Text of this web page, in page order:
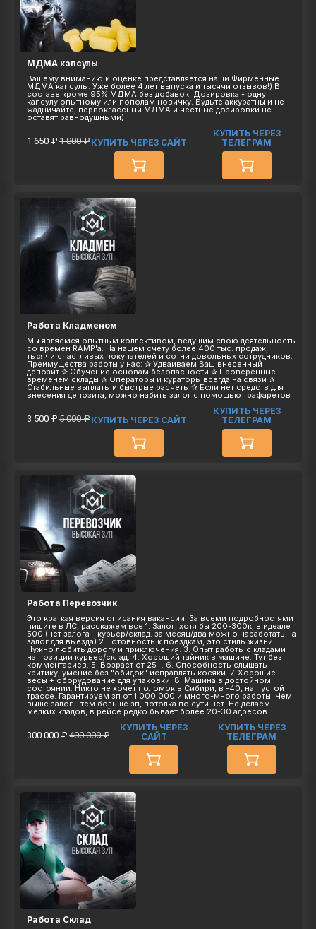
МДМА капсулы
Вашему вниманию и оценке представляется наши Фирменные
МДМА капсулы. Уже более 4 лет выпуска и тысячи отзывов!) В
составе кроме 95% МДМА без добавок. Дозировка - одну
капсулу опытному или пополам новичку. Будьте аккуратны и не
жадничайте, первоклассный МДМА и честные дозировки не
оставят равнодушными)
1 650 ₽ 1 800 ₽ КУПИТЬ ЧЕРЕЗ САЙТ
КУПИТЬ ЧЕРЕЗ
ТЕЛЕГРАМ
Работа Кладменом
Мы являемся опытным коллективом, ведущим свою деятельность
со времен RAMP'а. На нашем счету более 400 тыс. продаж,
тысячи счастливых покупателей и сотни довольных сотрудников.
Преимущества работы у нас: ✰ Удваиваем Ваш внесенный
депозит ✰ Обучение основам безопасности ✰ Проверенные
временем склады ✰ Операторы и кураторы всегда на связи ✰
Стабильные выплаты и быстрые расчеты ✰ Если нет средств для
внесения депозита, можно набить залог с помощью трафаретов
3 500 ₽ 5 000 ₽ КУПИТЬ ЧЕРЕЗ САЙТ
КУПИТЬ ЧЕРЕЗ
ТЕЛЕГРАМ
Работа Перевозчик
Это краткая версия описания вакансии. За всеми подробностями
пишите в ЛС, расскажем все 1. Залог, хотя бы 200-300к, в идеале
500.(нет залога - курьер/склад. за месяц/два можно наработать на
залог для выезда) 2. Готовность к поездкам, это стиль жизни.
Нужно любить дорогу и приключения. 3. Опыт работы с кладами
на позиции курьер/склад. 4. Хороший тайник в машине. Тут без
комментариев. 5. Возраст от 25+. 6. Способность слышать
критику, умение без "обидок" исправлять косяки. 7. Хорошие
весы + оборудование для упаковки. 8. Машина в достойном
состоянии. Никто не хочет поломок в Сибири, в -40, на пустой
трассе. Гарантируем зп от 1.000.000 и много-много работы. Чем
выше залог - тем больше зп, потолка по сути нет. Не делаем
мелких кладов, в рейсе редко бывает более 20-30 адресов.
300 000 ₽ 400 000 ₽
КУПИТЬ ЧЕРЕЗ
САЙТ
КУПИТЬ ЧЕРЕЗ
ТЕЛЕГРАМ
Работа Склад